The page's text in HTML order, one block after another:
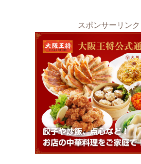
スポンサーリンク